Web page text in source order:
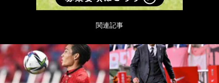
関連記事